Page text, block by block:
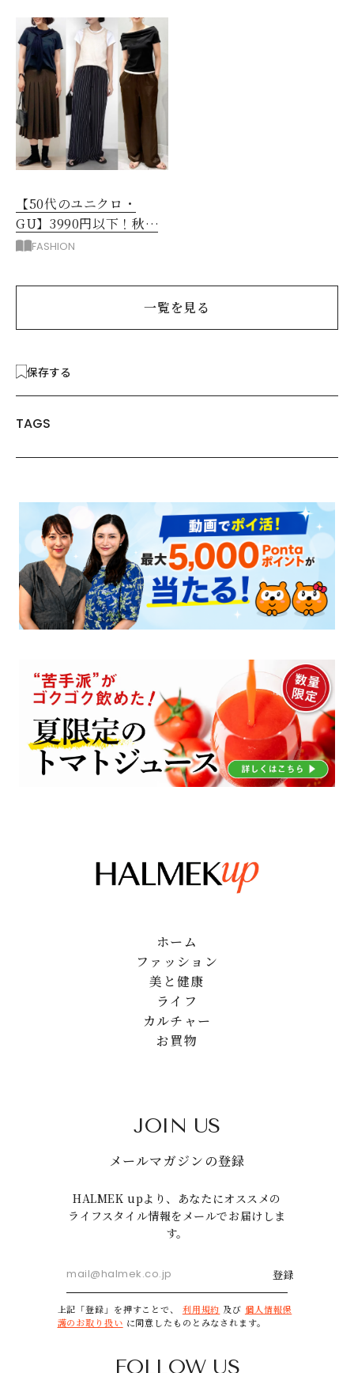
【50代のユニクロ・
GU】3990円以下！秋ま
ではける涼しげボトムス3
FASHION
一覧を見る
保存する
TAGS
ホーム
ファッション
美と健康
ライフ
カルチャー
お買物
JOIN US
メールマガジンの登録
HALMEK upより、あなたにオススメの
ライフスタイル情報をメールでお届けしま
す。
登録
上記「登録」を押すことで、 利用規約 及び 個人情報保
護のお取り扱い に同意したものとみなされます。
FOLLOW US